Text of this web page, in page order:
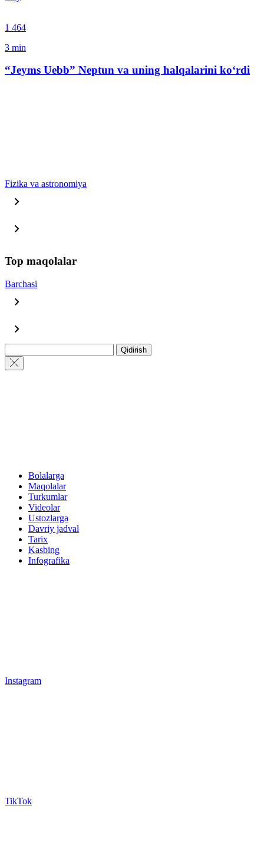
1 464
3 min
“Jeyms Uebb” Neptun va uning halqalarini ko‘rdi
Fizika va astronomiya
Top maqolalar
Barchasi
Qidirish
Bolalarga
Maqolalar
Turkumlar
Videolar
Ustozlarga
Davriy jadval
Tarix
Kasbing
Infografika
Instagram
TikTok